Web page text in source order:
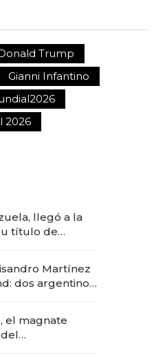
Trump
Gianni Infantino
2026
llegó a la
título de
premium"Martínez
dos argentinos
el magnate